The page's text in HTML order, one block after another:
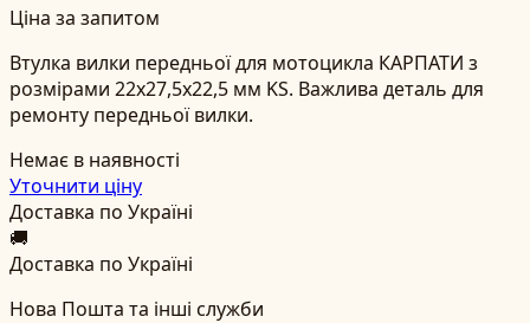
Ціна за запитом
Втулка вилки передньої для мотоцикла КАРПАТИ з
розмірами 22x27,5x22,5 мм KS. Важлива деталь для
ремонту передньої вилки.
Немає в наявності
Уточнити ціну
Доставка по Україні
🚚
Доставка по Україні
Нова Пошта та інші служби